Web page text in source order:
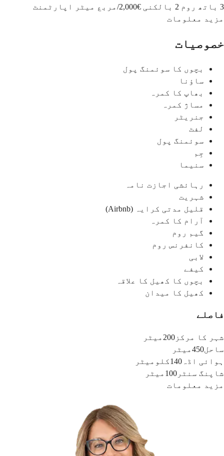
3 باتھ روم
2 بالکنی €2,000
/مربع میٹر
اپارٹمنٹ
مزید معلومات
خصوصیات
بچوں کا سوئمنگ پول
ساؤنا
بھاپ کا کمرہ
مساژ کمرہ
جنریٹر
لفٹ
سوئمنگ پول
جِم
سنیما
رہائشی اجازت نامہ
شہریت
قلیل مدتی کرایہ (Airbnb)
آرام کا کمرہ
گیم روم
کانفرنس روم
لابی
کیفے
بچوں کا کھیل کا علاقہ
کھیل کا میدان
فاصلے
شہر کا مرکز 200میٹر
ساحل450میٹر
ہوائی اڈہ 140کلومیٹر
شاپنگ سنٹر 100میٹر
مزید معلومات